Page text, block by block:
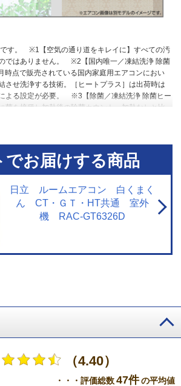
す。
※1【空気の通り道をキレイに】すべての汚
ではありません。
※2【国内唯一／凍結洗浄 除菌
時点で販売されている国内家庭用エアコンにおい
させ洗浄する技術。［ヒートプラス］は出荷時は
よる設定が必要。
※3【除菌／凍結洗浄 除菌ヒー
菌を接種し加熱後の除菌カウント。加熱なしと比
における試験結果によるもので、実使用空間での
せん。
※6【内部のカビを抑制／カビバスター】
あり。工場出荷時は設定されておらず、お客様に
※7【国内唯一／ステンレス・クリーン システム】
ている国内家庭用エアコンにおいて。通風路、フラ
※8【最上位モデルにも搭載／凍結洗浄 除菌ヒー
「凍結洗浄ヒートプラス」とは加熱温度が異なりま
「凍結洗浄」お客様満足度約93％】「凍結洗浄」
】外気温2℃、部屋の温度約23℃、室温安定時1時
お手入れをしてください。
空清】Xシリーズ搭載「パワフルPremiumプラズマ
【ステンレスは埃の付着量がプラスチックの半分
コリ付着量。
※15【除菌／ステンレス通風路・
コンから出る空気を除菌しているわけではありま
(フィルム密着法)によります。
※16【ecoこれっ
でお届けする商品
日立 ルームエアコン 白くまく
ん CT・ＧＴ・HT共通 室外
機 RAC-GT6326D
（4.40）
・・・評価総数47件の平均値